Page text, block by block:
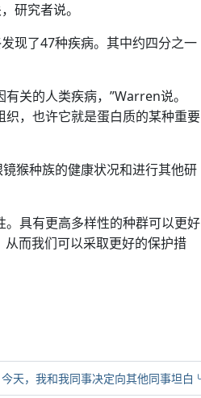
研究者说。
现了47种疾病。其中约四分之一
关的人类疾病，”Warren说。
，也许它就是蛋白质的某种重要
猴种族的健康状况和进行其他研
具有更高多样性的种群可以更好
而我们可以采取更好的保护措
天，我和我同事决定向其他同事坦白